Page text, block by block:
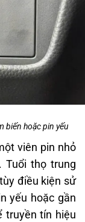
biến hoặc pin yếu
viên pin nhỏ
Tuổi thọ trung
điều kiện sử
yếu hoặc gần
truyền tín hiệu